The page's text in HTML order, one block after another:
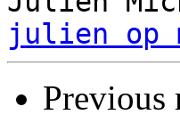
julien op
Previous